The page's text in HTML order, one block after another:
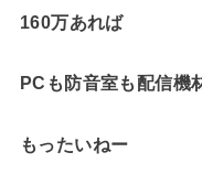
160万あれば
PCも防音室も配信機
もったいねー